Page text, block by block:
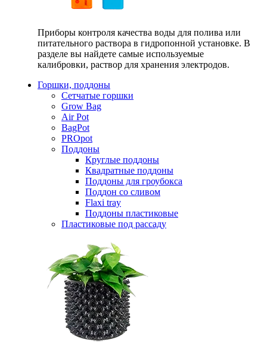
Приборы контроля качества воды для полива или
питательного раствора в гидропонной установке. В
разделе вы найдете самые используемые
калибровки, раствор для хранения электродов.
Горшки, поддоны
Сетчатые горшки
Grow Bag
Air Pot
BagPot
PROpot
Поддоны
Круглые поддоны
Квадратные поддоны
Поддоны для гроубокса
Поддон со сливом
Flaxi tray
Поддоны пластиковые
Пластиковые под рассаду